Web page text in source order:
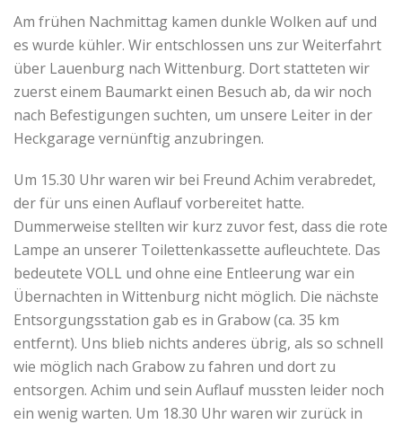
Am frühen Nachmittag kamen dunkle Wolken auf und
es wurde kühler. Wir entschlossen uns zur Weiterfahrt
über Lauenburg nach Wittenburg. Dort statteten wir
zuerst einem Baumarkt einen Besuch ab, da wir noch
nach Befestigungen suchten, um unsere Leiter in der
Heckgarage vernünftig anzubringen.
Um 15.30 Uhr waren wir bei Freund Achim verabredet,
der für uns einen Auflauf vorbereitet hatte.
Dummerweise stellten wir kurz zuvor fest, dass die rote
Lampe an unserer Toilettenkassette aufleuchtete. Das
bedeutete VOLL und ohne eine Entleerung war ein
Übernachten in Wittenburg nicht möglich. Die nächste
Entsorgungsstation gab es in Grabow (ca. 35 km
entfernt). Uns blieb nichts anderes übrig, als so schnell
wie möglich nach Grabow zu fahren und dort zu
entsorgen. Achim und sein Auflauf mussten leider noch
ein wenig warten. Um 18.30 Uhr waren wir zurück in